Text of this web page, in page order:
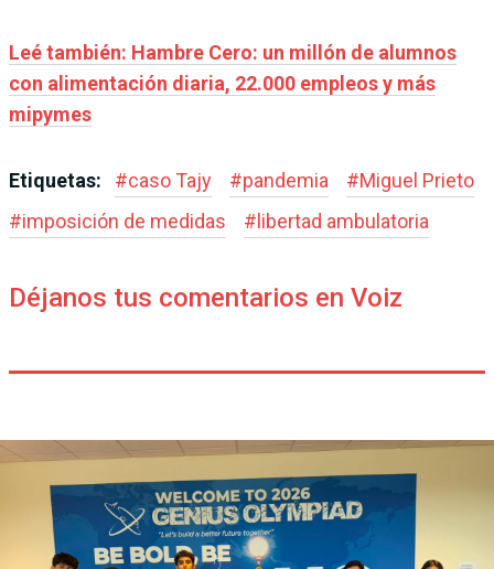
Leé también: Hambre Cero: un millón de alumnos
con alimentación diaria, 22.000 empleos y más
mipymes
Etiquetas: #caso Tajy #pandemia #Miguel Prieto
#imposición de medidas # libertad ambulatoria
Déjanos tus comentarios en Voiz